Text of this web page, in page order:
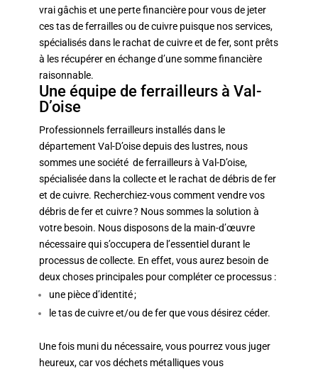
vrai gâchis et une perte financière pour vous de jeter
ces tas de ferrailles ou de cuivre puisque nos services,
spécialisés dans le rachat de cuivre et de fer, sont prêts
à les récupérer en échange d’une somme financière
raisonnable.
Une équipe de ferrailleurs à Val-
D’oise
Professionnels ferrailleurs installés dans le
département Val-D’oise depuis des lustres, nous
sommes une société de ferrailleurs à Val-D’oise,
spécialisée dans la collecte et le rachat de débris de fer
et de cuivre. Recherchiez-vous comment vendre vos
débris de fer et cuivre ? Nous sommes la solution à
votre besoin. Nous disposons de la main-d’œuvre
nécessaire qui s’occupera de l’essentiel durant le
processus de collecte. En effet, vous aurez besoin de
deux choses principales pour compléter ce processus :
une pièce d’identité ;
le tas de cuivre et/ou de fer que vous désirez céder.
Une fois muni du nécessaire, vous pourrez vous juger
heureux, car vos déchets métalliques vous